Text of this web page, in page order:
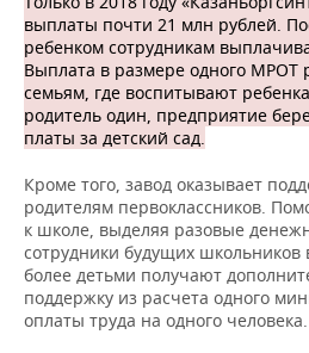
выплаты почти 21 млн рублей.
ребенком сотрудникам
Выплата в размере одного МРОТ
семьям, где воспитывают
родитель один, предприятие
платы за детский сад.
Кроме того, завод оказывает
родителям первоклассников.
к школе, выделяя разовые
сотрудники будущих школьников
более детьми получают
поддержку из расчета одного
оплаты труда на одного человека.